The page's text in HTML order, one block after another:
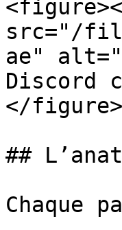
src="/
ae"
Discord
</figure>
##
Chaque